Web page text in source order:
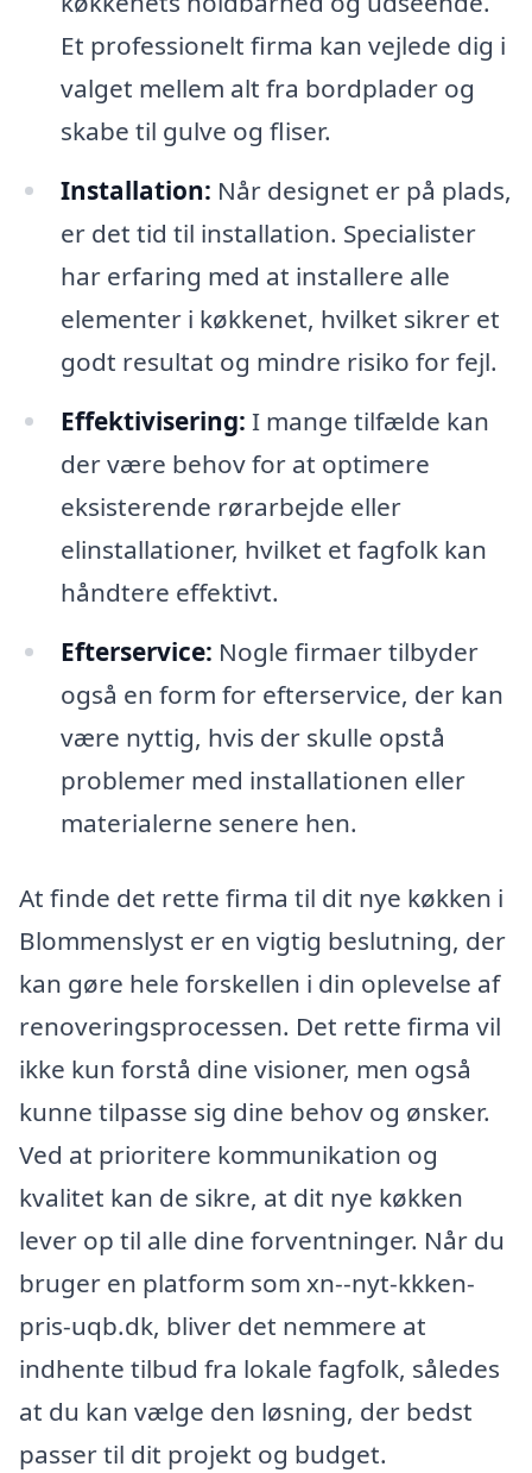
Et professionelt firma kan vejlede dig i
valget mellem alt fra bordplader og
skabe til gulve og fliser.
Installation: Når designet er på plads,
er det tid til installation. Specialister
har erfaring med at installere alle
elementer i køkkenet, hvilket sikrer et
godt resultat og mindre risiko for fejl.
Effektivisering: I mange tilfælde kan
der være behov for at optimere
eksisterende rørarbejde eller
elinstallationer, hvilket et fagfolk kan
håndtere effektivt.
Efterservice: Nogle firmaer tilbyder
også en form for efterservice, der kan
være nyttig, hvis der skulle opstå
problemer med installationen eller
materialerne senere hen.
At finde det rette firma til dit nye køkken i
Blommenslyst er en vigtig beslutning, der
kan gøre hele forskellen i din oplevelse af
renoveringsprocessen. Det rette firma vil
ikke kun forstå dine visioner, men også
kunne tilpasse sig dine behov og ønsker.
Ved at prioritere kommunikation og
kvalitet kan de sikre, at dit nye køkken
lever op til alle dine forventninger. Når du
bruger en platform som xn--nyt-kkken-
pris-uqb.dk, bliver det nemmere at
indhente tilbud fra lokale fagfolk, således
at du kan vælge den løsning, der bedst
passer til dit projekt og budget.